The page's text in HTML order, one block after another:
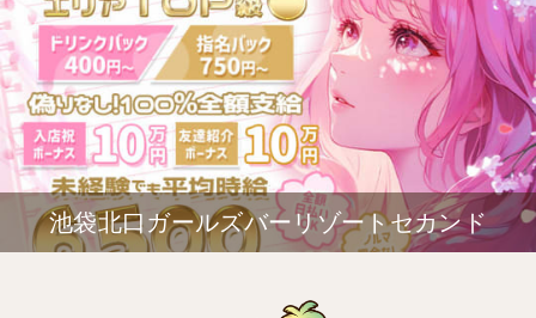
池袋北口ガールズバーリゾートセカンド